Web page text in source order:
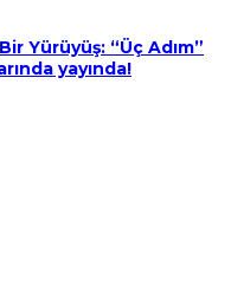
Yürüyüş: “Üç Adım”
yayında!